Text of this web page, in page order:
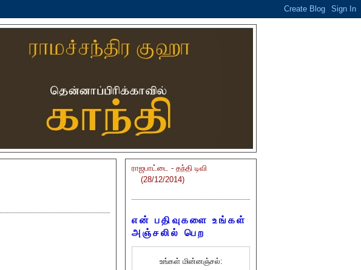
ராஜபாட்டை - தந்தி டிவி
(28/12/2014)
என் பதிவுகளை உங்கள்
அஞ்சலில் பெற
உங்கள் மின்னஞ்சல்: